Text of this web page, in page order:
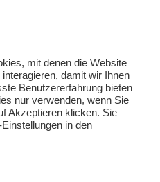
Die Webseite wird
Bildschirmgrößen und auch
Installation eines
Anpassen der des
Themes um das Design
mit denen die Website
damit wir Ihnen
Benutzererfahrung bieten
nur verwenden, wenn Sie
Akzeptieren klicken. Sie
in den